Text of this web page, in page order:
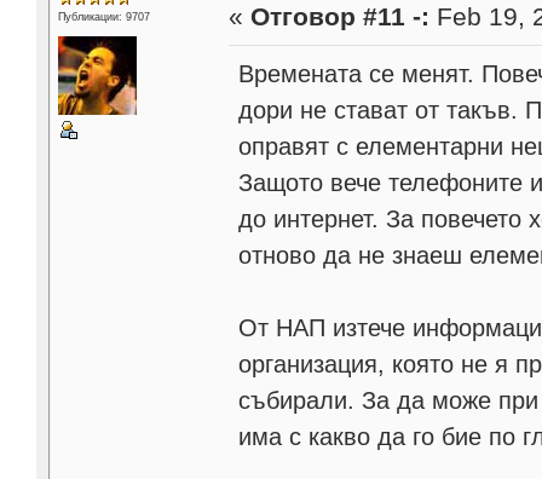
Публикации: 9707 « Отговор #11 -: Feb 19,
Времената се менят.
дори не стават от такъв.
оправят с елементарни
Защото вече телефоните
до интернет. За повечето
отново да не знаеш
От НАП изтече
организация, която не я
събирали. За да може при
има с какво да го бие по